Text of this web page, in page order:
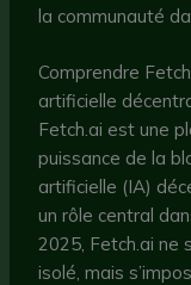
la communauté
Comprendre
artificielle
Fetch.ai est une
puissance de la
artificielle (IA)
un rôle central
2025, Fetch.ai ne
isolé, mais